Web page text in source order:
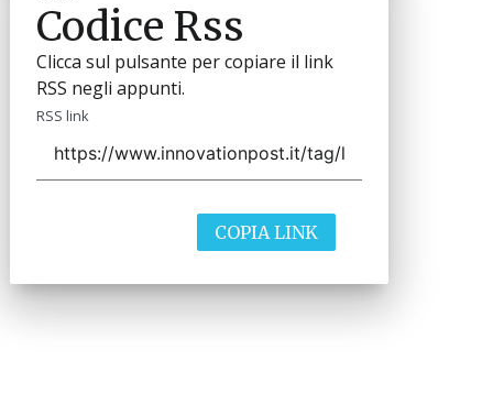
Codice Rss
Clicca sul pulsante per copiare il link
RSS negli appunti.
RSS link
COPIA LINK